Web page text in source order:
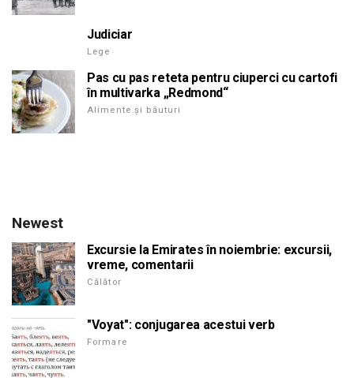
Judiciar
Lege
Pas cu pas reteta pentru ciuperci cu cartofi
în multivarka „Redmond“
Alimente și băuturi
Newest
Excursie la Emirates în noiembrie: excursii,
vreme, comentarii
Călător
"Voyat": conjugarea acestui verb
Formare